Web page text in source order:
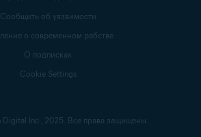
Digital Inc., 2025. Все права защищены.
Сообщить об уязвимости
о современном рабстве
О подписках
Cookie Settings